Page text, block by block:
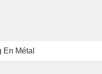
En Métal